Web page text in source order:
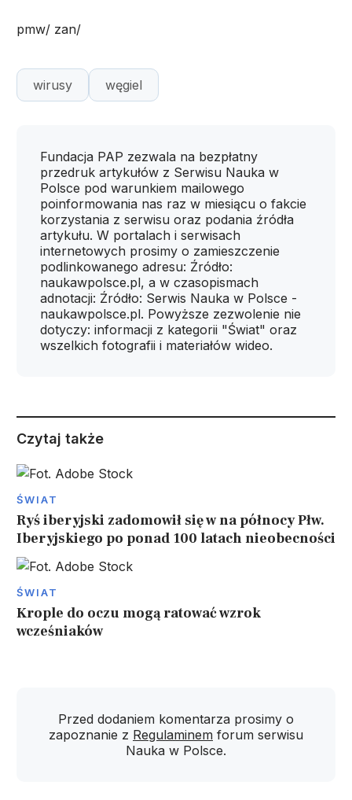
pmw/ zan/
wirusy węgiel
Fundacja PAP zezwala na bezpłatny
przedruk artykułów z Serwisu Nauka w
Polsce pod warunkiem mailowego
poinformowania nas raz w miesiącu o fakcie
korzystania z serwisu oraz podania źródła
artykułu. W portalach i serwisach
internetowych prosimy o zamieszczenie
podlinkowanego adresu: Źródło:
naukawpolsce.pl, a w czasopismach
adnotacji: Źródło: Serwis Nauka w Polsce -
naukawpolsce.pl. Powyższe zezwolenie nie
dotyczy: informacji z kategorii "Świat" oraz
wszelkich fotografii i materiałów wideo.
Czytaj także
ŚWIAT
Ryś iberyjski zadomowił się w na północy Płw.
Iberyjskiego po ponad 100 latach nieobecności
ŚWIAT
Krople do oczu mogą ratować wzrok
wcześniaków
Przed dodaniem komentarza prosimy o
zapoznanie z Regulaminem forum serwisu
Nauka w Polsce.